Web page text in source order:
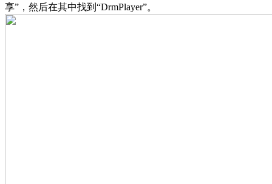
享”，然后在其中找到“DrmPlayer”。